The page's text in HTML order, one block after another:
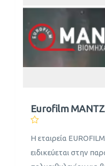
Eurofilm
Η εταιρεία
ειδικεύεται στην